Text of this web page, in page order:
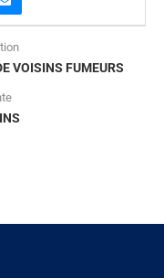
VOISINS FUMEURS